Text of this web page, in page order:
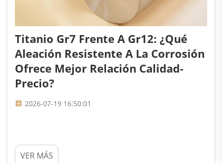
Titanio Gr7 Frente A Gr12: ¿qué
Aleación Resistente A La Corrosión
Ofrece Mejor Relación Calidad-
Precio?
2026-07-19 16:50:01
VER MÁS